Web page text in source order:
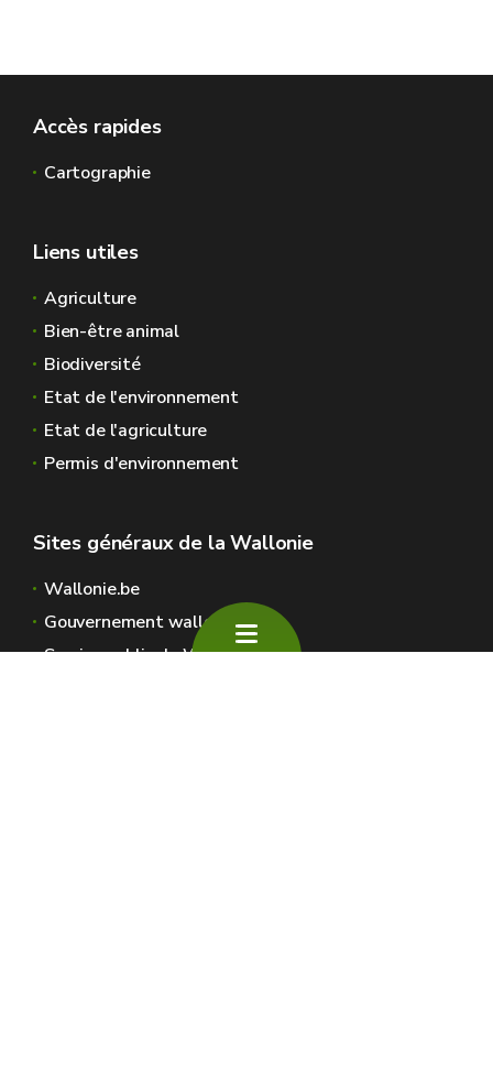
Accès rapides
Cartographie
Liens utiles
Agriculture
Bien-être animal
Biodiversité
Etat de l'environnement
Etat de l'agriculture
Permis d'environnement
Sites généraux de la Wallonie
Wallonie.be
Gouvernement wallon
Service public de Wallonie